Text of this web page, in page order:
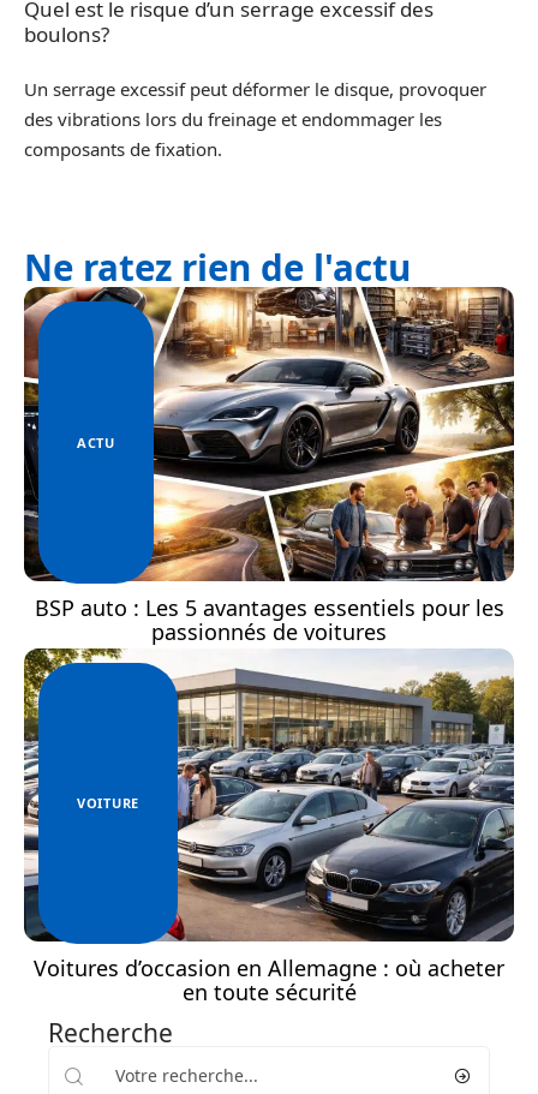
Quel est le risque d’un serrage excessif des
boulons?
Un serrage excessif peut déformer le disque, provoquer
des vibrations lors du freinage et endommager les
composants de fixation.
Ne ratez rien de l'actu
ACTU
BSP auto : Les 5 avantages essentiels pour les
passionnés de voitures
VOITURE
Voitures d’occasion en Allemagne : où acheter
en toute sécurité
Recherche